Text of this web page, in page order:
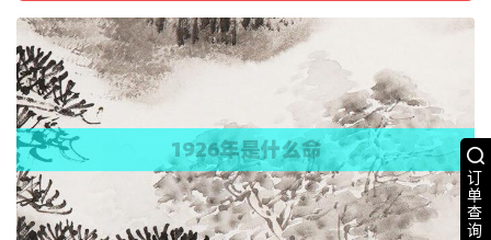
订
单
查
询